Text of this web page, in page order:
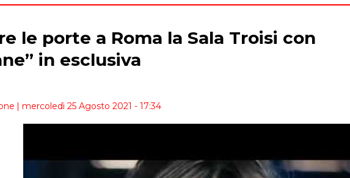
le porte a Roma la Sala Troisi con
in esclusiva
| mercoledì 25 Agosto 2021 - 17:34